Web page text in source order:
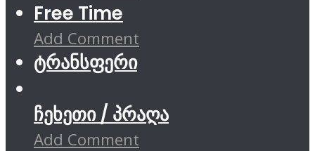
Free Time
Add Comment
ტრანსფერი
ჩეხეთი / პრაღა
Add Comment